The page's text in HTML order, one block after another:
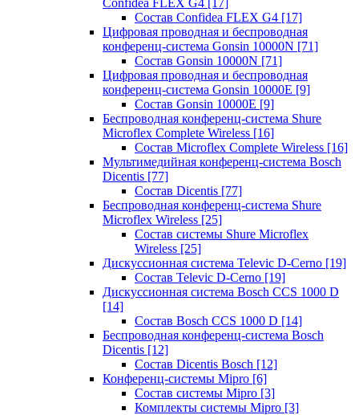
Confidea FLEX G4 [17]
Состав Confidea FLEX G4 [17]
Цифровая проводная и беспроводная
конференц-система Gonsin 10000N [71]
Состав Gonsin 10000N [71]
Цифровая проводная и беспроводная
конференц-система Gonsin 10000E [9]
Состав Gonsin 10000E [9]
Беспроводная конференц-система Shure
Microflex Complete Wireless [16]
Состав Microflex Complete Wireless [16]
Мультимедийная конференц-система Bosch
Dicentis [77]
Состав Dicentis [77]
Беспроводная конференц-система Shure
Microflex Wireless [25]
Состав системы Shure Microflex
Wireless [25]
Дискуссионная система Televic D-Cerno [19]
Состав Televic D-Cerno [19]
Дискуссионная система Bosch CCS 1000 D
[14]
Состав Bosch CCS 1000 D [14]
Беспроводная конференц-система Bosch
Dicentis [12]
Состав Dicentis Bosch [12]
Конференц-системы Mipro [6]
Состав системы Mipro [3]
Комплекты системы Mipro [3]